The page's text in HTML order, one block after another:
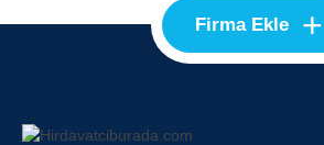
Firma Ekle +